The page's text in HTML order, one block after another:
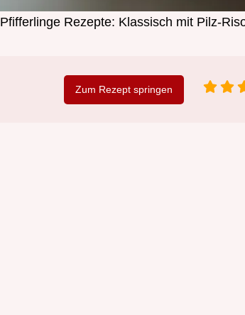
Pfifferlinge Rezepte: Klassisch mit Pilz-
Zum Rezept springen